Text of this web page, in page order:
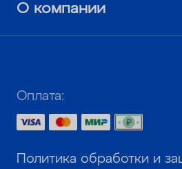
О компании
Оплата:
Политика обработки и